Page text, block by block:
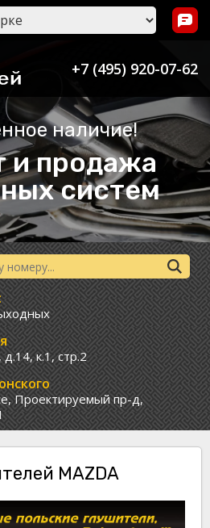
+7 (495) 920-07-62
наличие!
и продажа
систем
к.1, стр.2
Проектируемый пр-д,
MAZDA